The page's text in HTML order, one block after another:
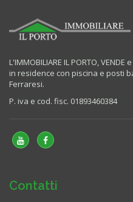
L'IMMOBILIARE IL PORTO,
in residence con piscina e posti
Ferraresi.
P. iva e cod. fisc. 01893460384
Contatti